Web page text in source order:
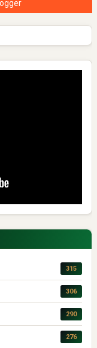
315
306
290
276